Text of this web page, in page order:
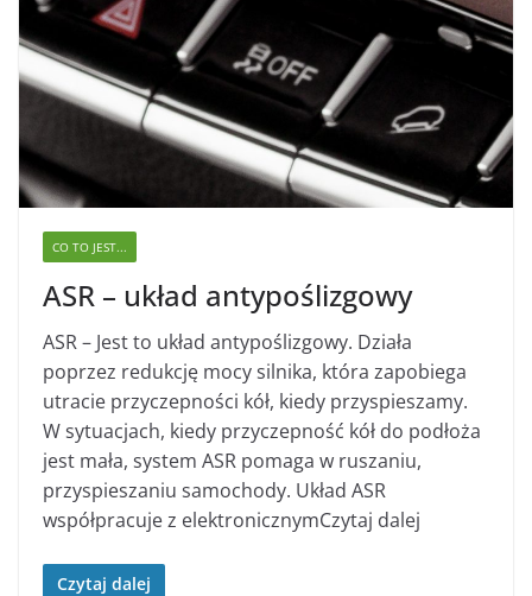
CO TO JEST...
ASR – układ antypoślizgowy
ASR – Jest to układ antypoślizgowy. Działa
poprzez redukcję mocy silnika, która zapobiega
utracie przyczepności kół, kiedy przyspieszamy.
W sytuacjach, kiedy przyczepność kół do podłoża
jest mała, system ASR pomaga w ruszaniu,
przyspieszaniu samochody. Układ ASR
współpracuje z elektronicznymCzytaj dalej
Czytaj dalej